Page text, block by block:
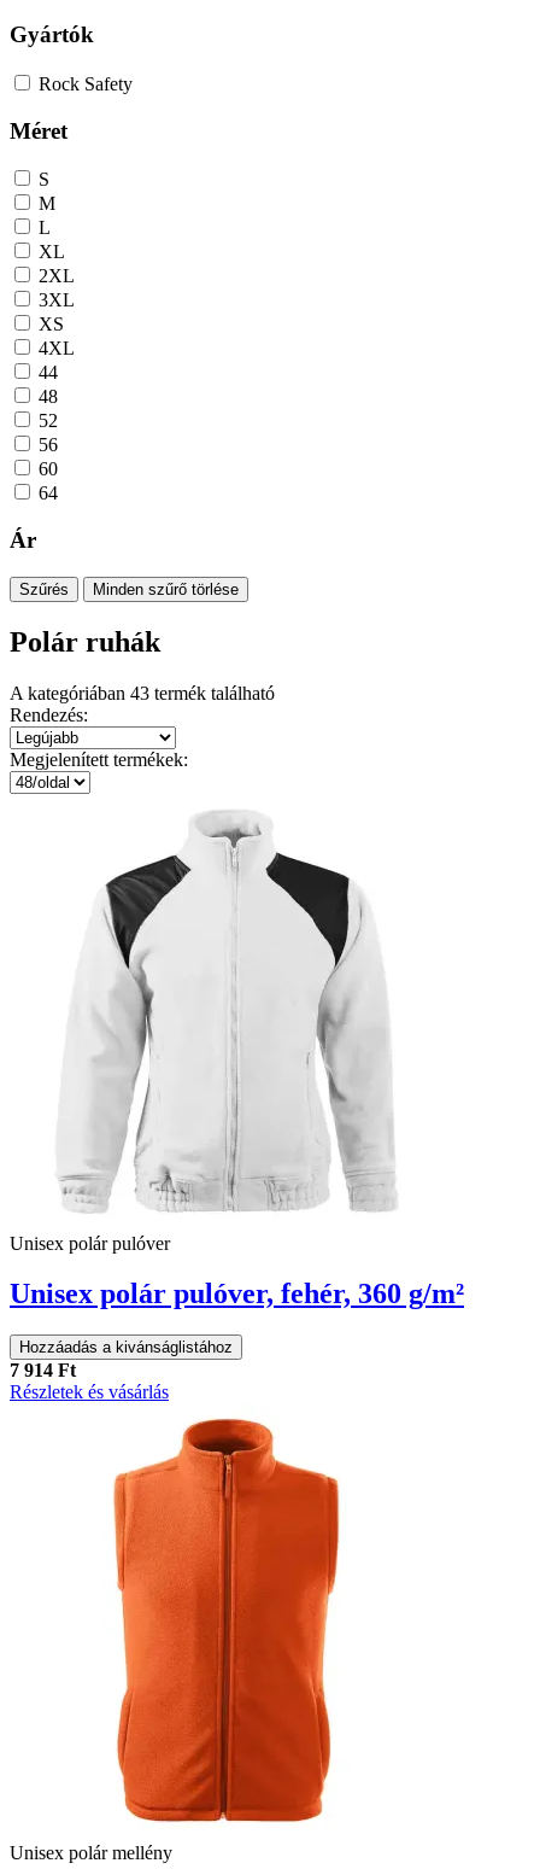
Gyártók
Rock Safety
Méret
S
M
L
XL
2XL
3XL
XS
4XL
44
48
52
56
60
64
Ár
Szűrés Minden szűrő törlése
Polár ruhák
A kategóriában 43 termék található
Rendezés:
Megjelenített termékek:
Unisex polár pulóver
Unisex polár pulóver, fehér, 360 g/m²
Hozzáadás a kivánságlistához
7 914 Ft
Részletek és vásárlás
Unisex polár mellény